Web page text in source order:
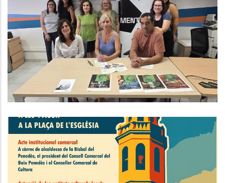
El Baix Penedès Participa En El
Programa Mentora Per Lluitar
Contra L’abandonament Escolar
Educació,Joventut
Acte Comarcal De Commemoració
De La Diada Nacional De